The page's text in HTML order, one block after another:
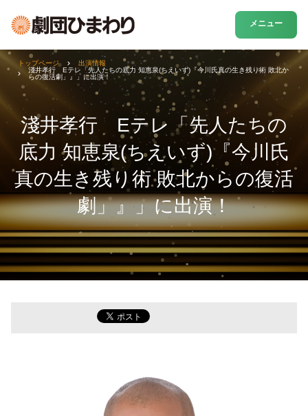
メニュー
淺井孝行 Eテレ「先人たちの
底力 知恵泉(ちえいず)『今川氏
真の生き残り術 敗北からの復活
劇」』」に出演！
トップページ
出演情報
淺井孝行 Eテレ「先人たちの底力 知恵泉(ちえいず)『今川氏真の生き残り術 敗北か
らの復活劇」』」に出演！